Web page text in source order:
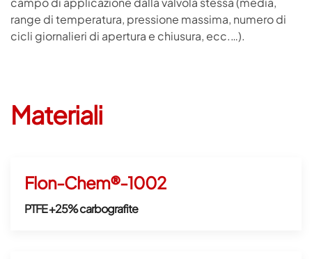
range di temperatura, pressione massima, numero di
cicli giornalieri di apertura e chiusura, ecc.…).
Materiali
Flon-Chem®-1002
PTFE +25% carbografite